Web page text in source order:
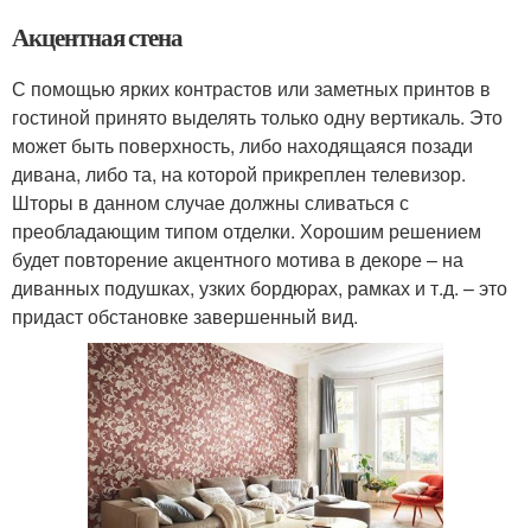
Акцентная стена
С помощью ярких контрастов или заметных принтов в
гостиной принято выделять только одну вертикаль. Это
может быть поверхность, либо находящаяся позади
дивана, либо та, на которой прикреплен телевизор.
Шторы в данном случае должны сливаться с
преобладающим типом отделки. Хорошим решением
будет повторение акцентного мотива в декоре – на
диванных подушках, узких бордюрах, рамках и т.д. – это
придаст обстановке завершенный вид.